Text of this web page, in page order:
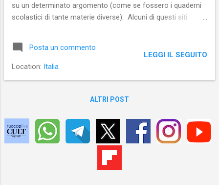
su un determinato argomento (come se fossero i quaderni
scolastici di tante materie diverse). Alcuni di questi siti
succederà alla mia morte? I domini a pagamento scadranno
e scompariranno dal Web. Ma i siti, invece, potrebbero
password non sono conosciute da altri – in quelle pagine
morto. Che Internet ci regali la vita eterna?
Posta un commento
Location: Italia
LEGGI IL SEGUITO
ALTRI POST